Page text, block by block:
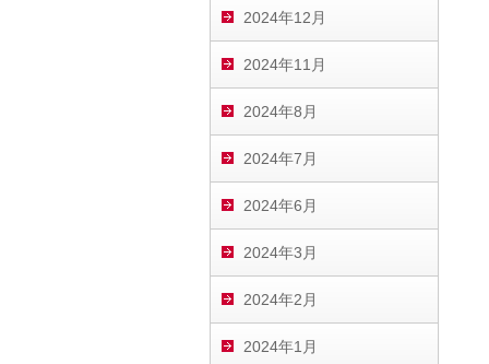
2024年12月
2024年11月
2024年8月
2024年7月
2024年6月
2024年3月
2024年2月
2024年1月